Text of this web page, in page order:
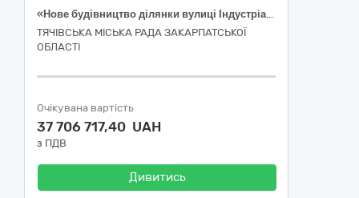
«Нове будівництво ділянки вулиці Індустріальна довжиною 600 м від примикання вулиці Василя Ажбота в межах Індустріального парку м. Тячів. Коригування» (згідно вимог Настанов затверджених Наказом Мінрегіону від 01.11.2021 № 281 «Про затвердження кошторисних норм України у будівництві»; ДК 021:2015 - 45233120-6 - Будівництво доріг)
ТЯЧІВСЬКА МІСЬКА РАДА ЗАКАРПАТСЬКОЇ
ОБЛАСТІ
Очікувана вартість
37 706 717,40 UAH
з ПДВ
Дивитись